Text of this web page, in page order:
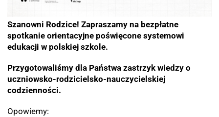
Szanowni Rodzice! Zapraszamy na bezpłatne
spotkanie orientacyjne poświęcone systemowi
edukacji w polskiej szkole.
Przygotowaliśmy dla Państwa zastrzyk wiedzy o
uczniowsko-rodzicielsko-nauczycielskiej
codzienności.
Opowiemy: